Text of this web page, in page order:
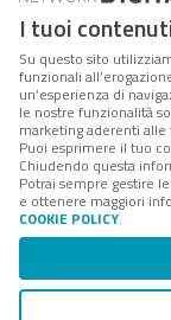
Forumpa.itè
presso
Reg. n. 182 del
FPA
Coordinamento
è un'azienda
Codice Fiscale/
I tuoi
Su questo sito
funzionali
un’esperienza di
le nostre funzionalità
marketing aderenti
Puoi esprimere il tuo
Chiudendo questa
Potrai sempre gestire
e ottenere maggiori
COOKIE POLICY.